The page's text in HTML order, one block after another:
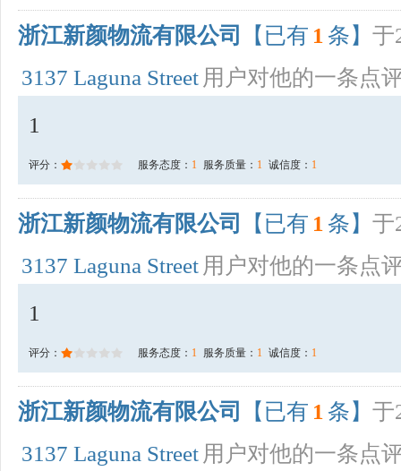
浙江新颜物流有限公司 【已有 1 条】 于
3137 Laguna Street 用户对他的一条点
1
评分： 服务态度： 1 服务质量： 1 诚信度： 1
浙江新颜物流有限公司 【已有 1 条】 于
3137 Laguna Street 用户对他的一条点
1
评分： 服务态度： 1 服务质量： 1 诚信度： 1
浙江新颜物流有限公司 【已有 1 条】 于
3137 Laguna Street 用户对他的一条点